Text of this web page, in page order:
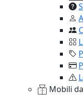
Mobili